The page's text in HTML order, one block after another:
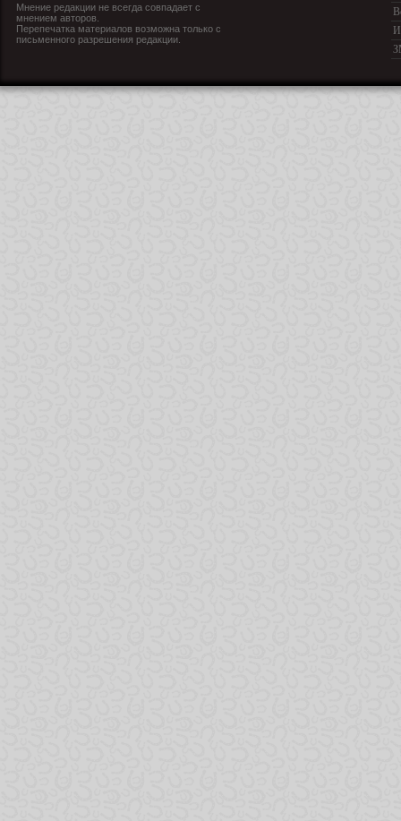
Мнение редакции не всегда совпадает с
мнением авторов.
Перепечатка материалов возможна только с
письменного разрешения редакции.